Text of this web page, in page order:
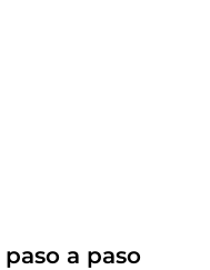
a paso